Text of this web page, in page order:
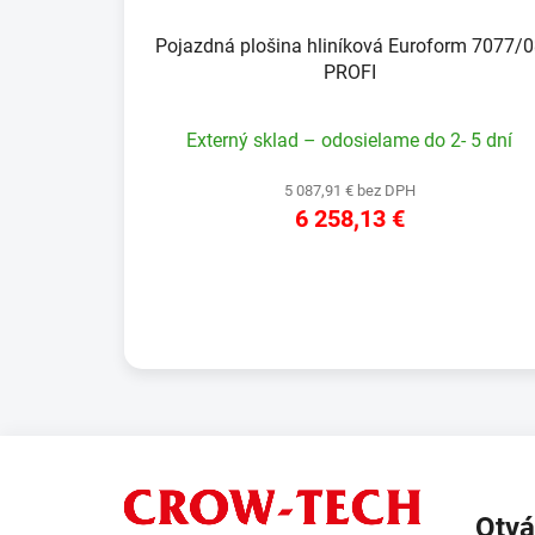
Pojazdná plošina hliníková Euroform 7077/
PROFI
Externý sklad – odosielame do 2- 5 dní
5 087,91 € bez DPH
6 258,13 €